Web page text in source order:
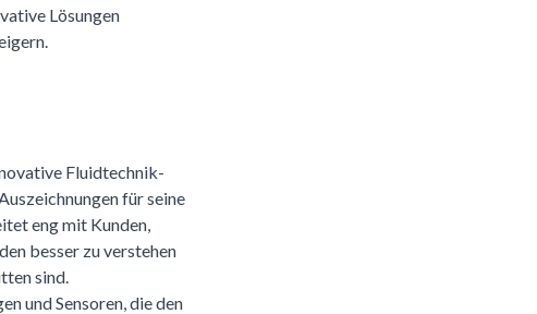
Lösungen
Fluidtechnik-
für seine
eng mit Kunden,
besser zu verstehen
sind.
und Sensoren, die den